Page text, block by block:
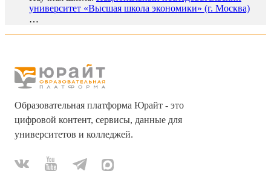
университет «Высшая школа экономики» (г. Москва)
…
Образовательная платформа Юрайт - это
цифровой контент, сервисы, данные для
университетов и колледжей.